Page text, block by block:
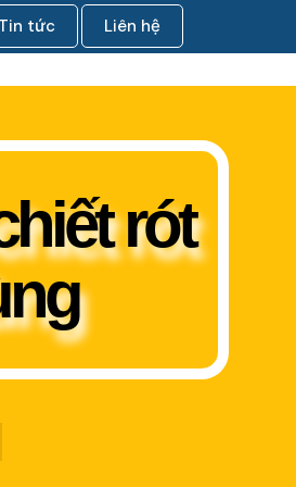
Tin tức Liên hệ
rót